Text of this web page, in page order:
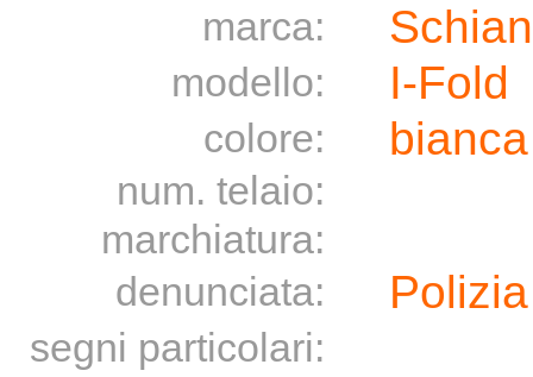
marca:
modello: I-Fold
colore:
num. telaio:
marchiatura:
denunciata:
segni particolari: